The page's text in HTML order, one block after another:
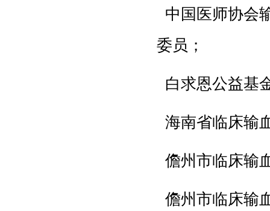
中国医师协会
委员；
白求恩公益基
海南省临床输
儋州市临床输
儋州市临床输